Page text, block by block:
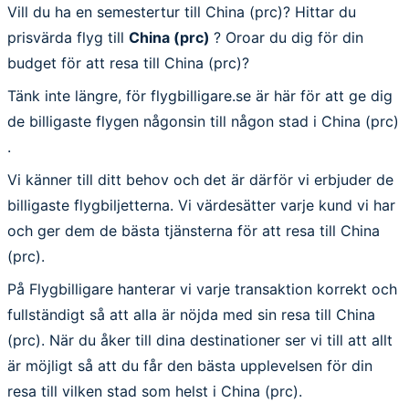
Vill du ha en semestertur till China (prc)? Hittar du
prisvärda flyg till China (prc) ? Oroar du dig för din
budget för att resa till China (prc)?
Tänk inte längre, för flygbilligare.se är här för att ge dig
de billigaste flygen någonsin till någon stad i China (prc)
.
Vi känner till ditt behov och det är därför vi erbjuder de
billigaste flygbiljetterna. Vi värdesätter varje kund vi har
och ger dem de bästa tjänsterna för att resa till China
(prc).
På Flygbilligare hanterar vi varje transaktion korrekt och
fullständigt så att alla är nöjda med sin resa till China
(prc). När du åker till dina destinationer ser vi till att allt
är möjligt så att du får den bästa upplevelsen för din
resa till vilken stad som helst i China (prc).